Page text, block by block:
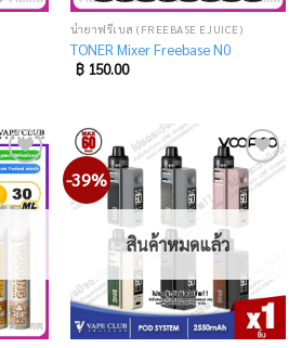
น้ำยาฟรีเบส (FREEBASE EJUICE)
TONER Mixer Freebase N0
฿150.00
Add
to
-39%
Add
to
wishlist
สินค้าหมดแล้ว